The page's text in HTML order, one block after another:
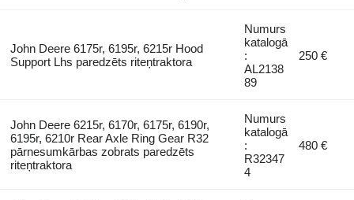
John Deere 6175r, 6195r, 6215r Hood
Support Lhs paredzēts riteņtraktora
Numurs
katalogā
:
AL2138
89
250 €
John Deere 6215r, 6170r, 6175r, 6190r,
6195r, 6210r Rear Axle Ring Gear R32
pārnesumkārbas zobrats paredzēts
riteņtraktora
Numurs
katalogā
:
R32347
4
480 €